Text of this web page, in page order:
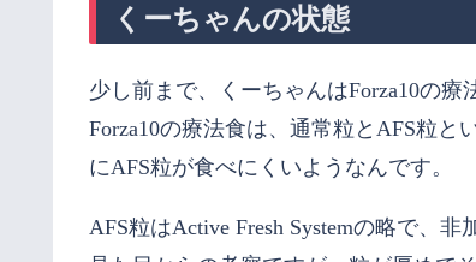
くーちゃんの状態
少し前まで、くーちゃんはForza10の療
Forza10の療法食は、通常粒とAFS粒
にAFS粒が食べにくいようなんです。
AFS粒はActive Fresh Systemの略で、